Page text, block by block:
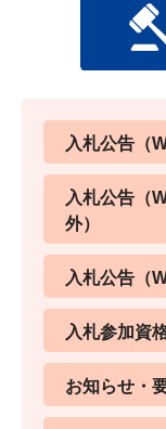
入札公告（
入札公告（
外）
入札公告（
入札参加資
お知らせ・